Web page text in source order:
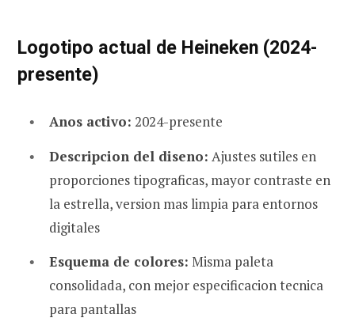
Logotipo actual de Heineken (2024-
presente)
Anos activo: 2024-presente
Descripcion del diseno: Ajustes sutiles en
proporciones tipograficas, mayor contraste en
la estrella, version mas limpia para entornos
digitales
Esquema de colores: Misma paleta
consolidada, con mejor especificacion tecnica
para pantallas